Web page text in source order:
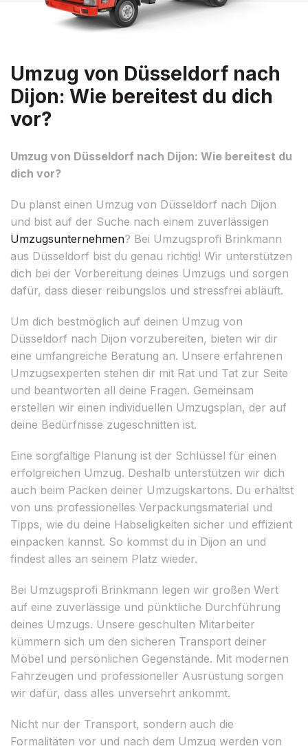
Umzug von Düsseldorf nach
Dijon: Wie bereitest du dich
vor?
Umzug von Düsseldorf nach Dijon: Wie bereitest du
dich vor?
Du planst einen Umzug von Düsseldorf nach Dijon
und bist auf der Suche nach einem zuverlässigen
Umzugsunternehmen? Bei Umzugsprofi Brinkmann
aus Düsseldorf bist du genau richtig! Wir unterstützen
dich bei der Vorbereitung deines Umzugs und sorgen
dafür, dass dieser reibungslos und stressfrei abläuft.
Um dich bestmöglich auf deinen Umzug von
Düsseldorf nach Dijon vorzubereiten, bieten wir dir
eine umfangreiche Beratung an. Unsere erfahrenen
Umzugsexperten stehen dir mit Rat und Tat zur Seite
und beantworten all deine Fragen. Gemeinsam
erstellen wir einen individuellen Umzugsplan, der auf
deine Bedürfnisse zugeschnitten ist.
Eine sorgfältige Planung ist der Schlüssel für einen
erfolgreichen Umzug. Deshalb unterstützen wir dich
auch beim Packen deiner Umzugskartons. Du erhältst
von uns professionelles Verpackungsmaterial und
Tipps, wie du deine Habseligkeiten sicher und effizient
einpacken kannst. So kommst du in Dijon an und
findest alles an seinem Platz wieder.
Bei Umzugsprofi Brinkmann legen wir großen Wert
auf eine zuverlässige und pünktliche Durchführung
deines Umzugs. Unsere geschulten Mitarbeiter
kümmern sich um den sicheren Transport deiner
Möbel und persönlichen Gegenstände. Mit modernen
Fahrzeugen und professioneller Ausrüstung sorgen
wir dafür, dass alles unversehrt ankommt.
Nicht nur der Transport, sondern auch die
Formalitäten vor und nach dem Umzug werden von